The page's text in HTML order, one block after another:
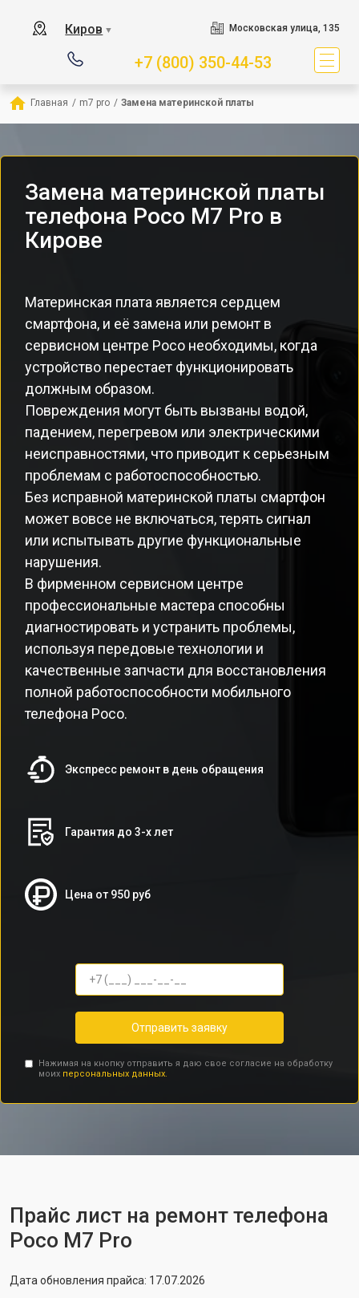
Киров ▼ Московская улица, 135
+7 (800) 350-44-53
Главная / m7 pro / Замена материнской платы
Замена материнской платы
телефона Poco M7 Pro в
Кирове
Материнская плата является сердцем
смартфона, и её замена или ремонт в
сервисном центре Poco необходимы, когда
устройство перестает функционировать
должным образом.
Повреждения могут быть вызваны водой,
падением, перегревом или электрическими
неисправностями, что приводит к серьезным
проблемам с работоспособностью.
Без исправной материнской платы смартфон
может вовсе не включаться, терять сигнал
или испытывать другие функциональные
нарушения.
В фирменном сервисном центре
профессиональные мастера способны
диагностировать и устранить проблемы,
используя передовые технологии и
качественные запчасти для восстановления
полной работоспособности мобильного
телефона Poco.
Экспресс ремонт в день обращения
Гарантия до 3-х лет
Цена от 950 руб
Отправить заявку
Нажимая на кнопку отправить я даю свое согласие на обработку
моих персональных данных.
Прайс лист на ремонт телефона
Poco M7 Pro
Дата обновления прайса: 17.07.2026